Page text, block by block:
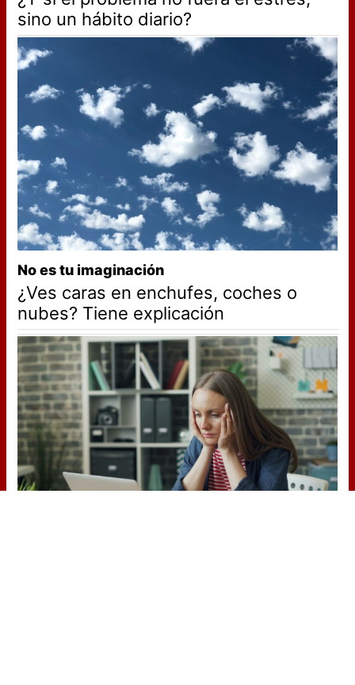
sino un hábito diario?
No es tu imaginación
¿Ves caras en enchufes, coches o
nubes? Tiene explicación